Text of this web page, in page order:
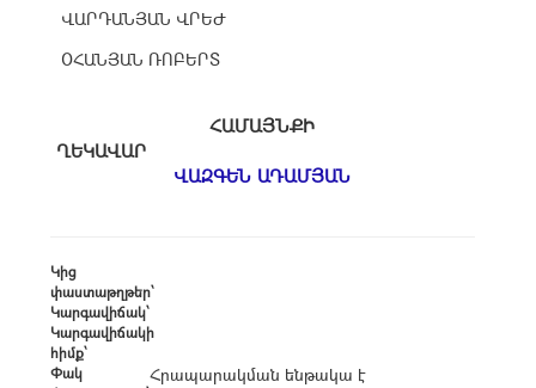
ՎԱՐԴԱՆՅԱՆ ՎՐԵԺ
ՕՀԱՆՅԱՆ ՌՈԲԵՐՏ
ՀԱՄԱՅՆՔԻ
ՂԵԿԱՎԱՐ
ՎԱԶԳԵՆ ԱԴԱՄՅԱՆ
Կից
փաստաթղթեր՝
Կարգավիճակ՝
Կարգավիճակի
հիմք՝
Փակ
Հրապարակման ենթակա է